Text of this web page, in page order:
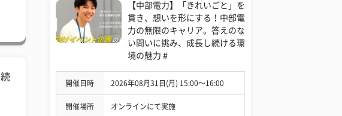
【中部電力】「きれいごと」を
貫き、想いを形にする！中部電
力の無限のキャリア。答えのな
い問いに挑み、成長し続ける環
境の魅力 #
開催日時 2026年08月31日(月) 15:00〜16:00
開催場所 オンラインにて実施